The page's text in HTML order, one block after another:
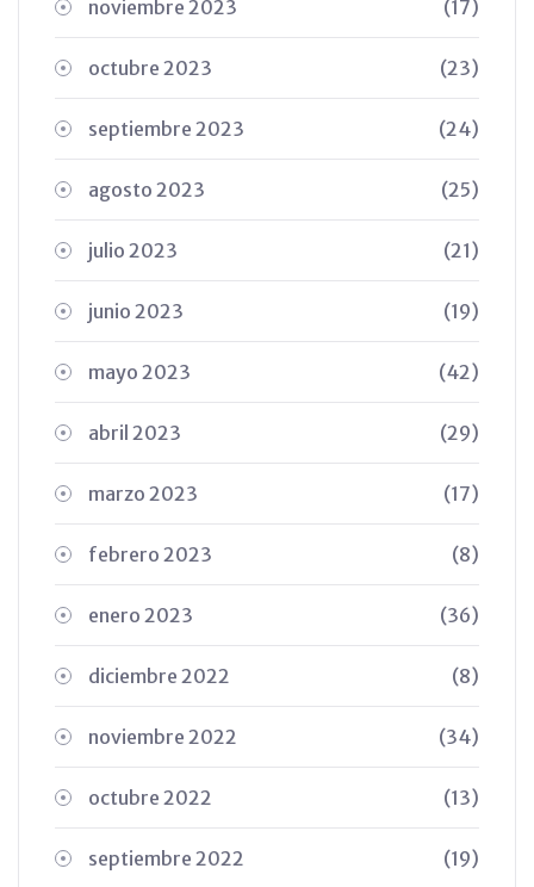
noviembre 2023 (17)
octubre 2023 (23)
septiembre 2023 (24)
agosto 2023 (25)
julio 2023 (21)
junio 2023 (19)
mayo 2023 (42)
abril 2023 (29)
marzo 2023 (17)
febrero 2023 (8)
enero 2023 (36)
diciembre 2022 (8)
noviembre 2022 (34)
octubre 2022 (13)
septiembre 2022 (19)